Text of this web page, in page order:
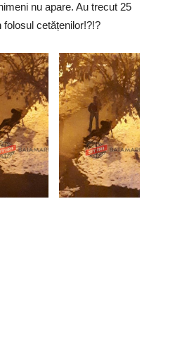
nu apare. Au trecut 25
cetățenilor!?!?